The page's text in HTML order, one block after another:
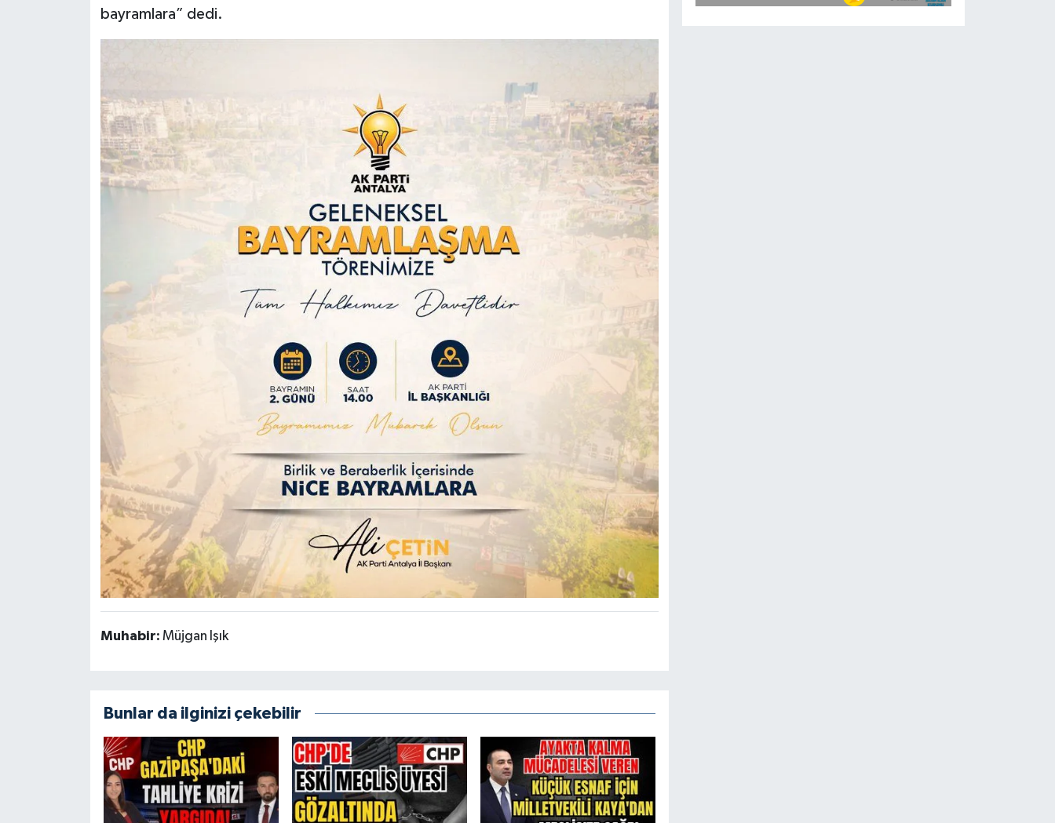
bayramlara” dedi.
Muhabir: Müjgan Işık
Bunlar da ilginizi çekebilir